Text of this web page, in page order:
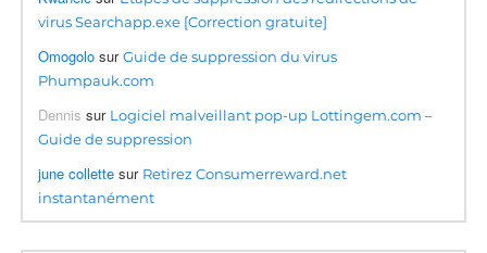
virus Searchapp.exe [Correction gratuite]
Omogolo surGuide de suppression du virus
Phumpauk.com
Dennis sur Logiciel malveillant pop-up Lottingem.com –
Guide de suppression
june collette sur Retirez Consumerreward.net
instantanément